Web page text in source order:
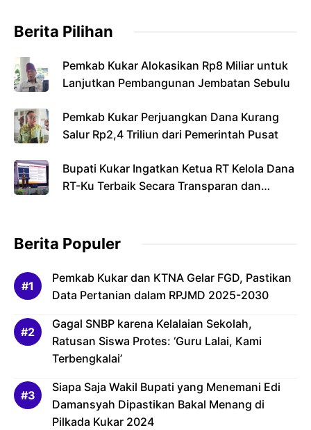
Berita Pilihan
Pemkab Kukar Alokasikan Rp8 Miliar untuk
Lanjutkan Pembangunan Jembatan Sebulu
Pemkab Kukar Perjuangkan Dana Kurang
Salur Rp2,4 Triliun dari Pemerintah Pusat
Bupati Kukar Ingatkan Ketua RT Kelola Dana
RT-Ku Terbaik Secara Transparan dan
Berita Populer
Pemkab Kukar dan KTNA Gelar FGD, Pastikan
Data Pertanian dalam RPJMD 2025-2030
Gagal SNBP karena Kelalaian Sekolah,
Ratusan Siswa Protes: ‘Guru Lalai, Kami
Terbengkalai’
Siapa Saja Wakil Bupati yang Menemani Edi
Damansyah Dipastikan Bakal Menang di
Pilkada Kukar 2024